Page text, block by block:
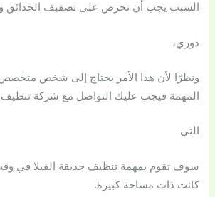
السبب يجب أن تحرص على تصفيف الحدائق
دوري،
ونظرًا لأن هذا الأمر يحتاج إلى شخص
المهمة فيجب عليك التواصل مع شركة تنظيف
التي
سوف تقوم بمهمة تنظيف حديقة الفيلا في
كانت ذات مساحة كبيرة.